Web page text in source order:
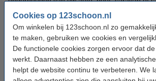
Cookies op 123schoon.nl
Om winkelen bij 123schoon.nl zo
te maken, gebruiken we cookies en
De functionele cookies zorgen ervoor dat
werkt. Daarnaast hebben ze een
helpt de website continu te verbeteren. We
hieronder meer over ons assortiment of
producten direct. Vandaag besteld, is snel in
Wat is Meguiar's?
Meer dan 100 jaar geleden werd het merk
door Frank Meguiar Jr. Het begon allemaal